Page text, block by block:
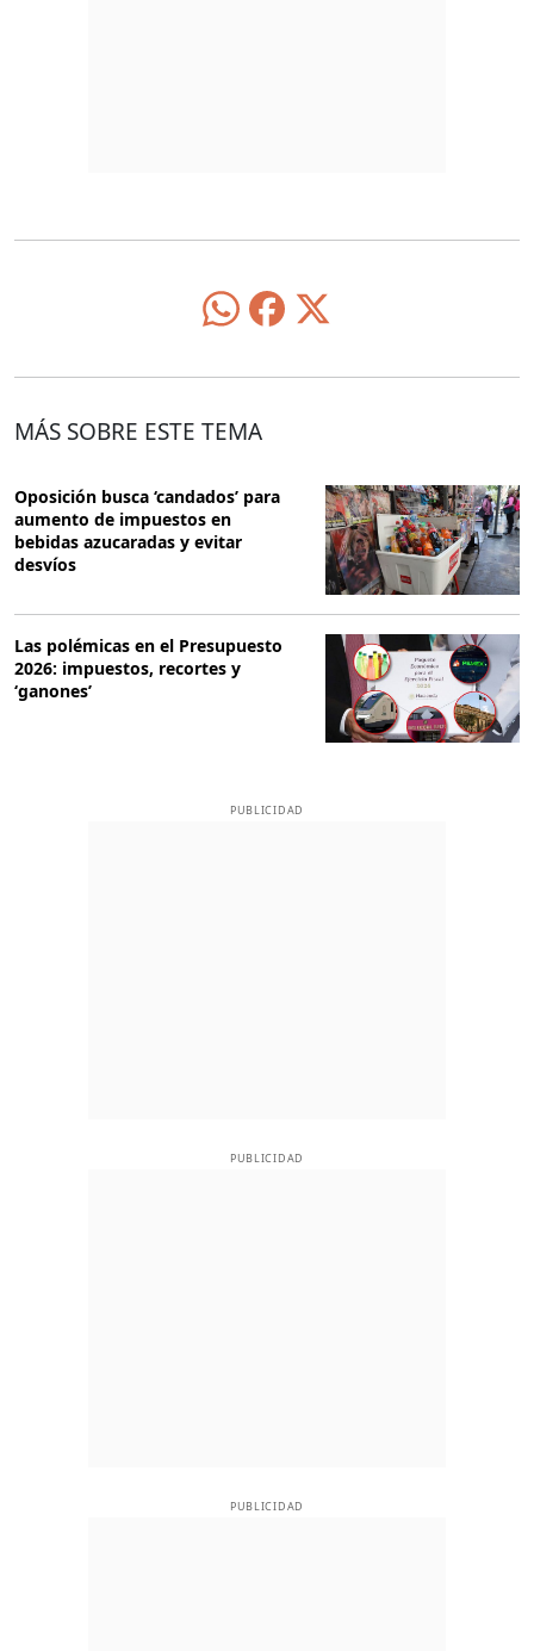
MÁS SOBRE ESTE TEMA
Oposición busca ‘candados’ para
aumento de impuestos en
bebidas azucaradas y evitar
desvíos
Las polémicas en el Presupuesto
2026: impuestos, recortes y
‘ganones’
PUBLICIDAD
PUBLICIDAD
PUBLICIDAD